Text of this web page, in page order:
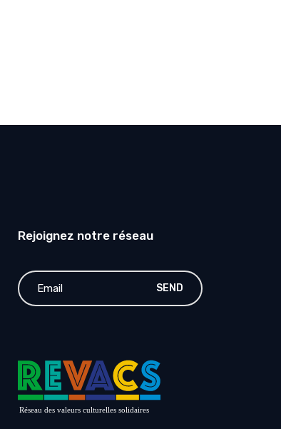
Rejoignez notre réseau
SEND
Réseau des valeurs culturelles solidaires